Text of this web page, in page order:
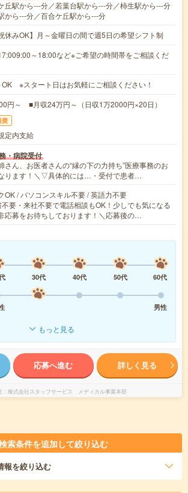
丘駅から---分／若葉台駅から---分／柿生駅から---分
から---分／百合ケ丘駅から---分
休みOK】月～金曜日の間で週5日の希望シフト制
～18:00など※ご希望の時間帯をご相談くだ
※スタート日はお気軽にご相談ください！
円～ ■月収24万円～（日収1万2000円×20日）
費
定内支給
・病院受付
さん、お医者さんの“縁の下の力持ち”医療事務のお
ります！＼▽具体的には…・受付で患者…
OK / パソコンスキル不要 / 英語力不要
要・来社不要で電話相談もOK！少しでも気になる
応募をお待ちしております！＼応募後の…
30代 40代 50代
60代
男性
もっと見る
応募へ進む 詳しく見る
株式会社スタッフサービス メディカル事業本部
索条件を追加して絞り込む
報を絞り込む